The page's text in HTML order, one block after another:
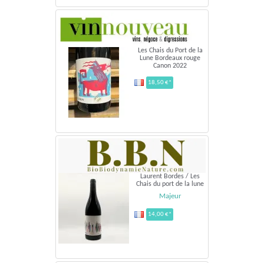
Les Chais du Port de la
Lune Bordeaux rouge
Canon 2022
18,50 €*
Laurent Bordes / Les
Chais du port de la lune
Majeur
14,00 €*